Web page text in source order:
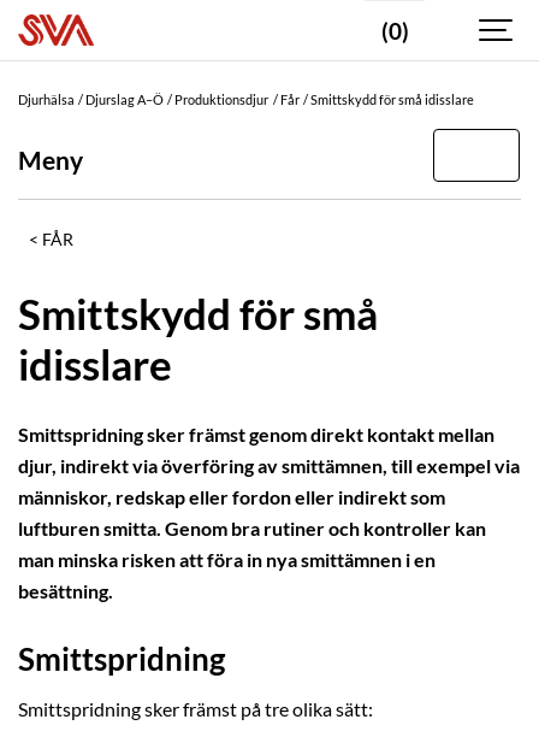
(0)
Djurhälsa Djurslag A–Ö Produktionsdjur Får Smittskydd för små idisslare
Meny
FÅR
Smittskydd för små
idisslare
Smittspridning sker främst genom direkt kontakt mellan
djur, indirekt via överföring av smittämnen, till exempel via
människor, redskap eller fordon eller indirekt som
luftburen smitta. Genom bra rutiner och kontroller kan
man minska risken att föra in nya smittämnen i en
besättning.
Smittspridning
Smittspridning sker främst på tre olika sätt: